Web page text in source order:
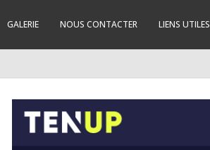
GALERIE NOUS CONTACTER LIENS UTILES